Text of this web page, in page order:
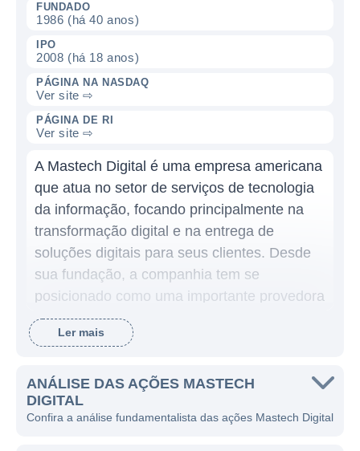
FUNDADO
1986 (há 40 anos)
IPO
2008 (há 18 anos)
PÁGINA NA NASDAQ
Ver site ⇨
PÁGINA DE RI
Ver site ⇨
A Mastech Digital é uma empresa americana
que atua no setor de serviços de tecnologia
da informação, focando principalmente na
transformação digital e na entrega de
soluções digitais para seus clientes. Desde
sua fundação, a companhia tem se
posicionado como uma importante provedora
de serviços de digitalização, oferecendo
expertise em áreas como inteligência
de dados, ajudando empresas a se
adaptarem às novas demandas do mercado
digital.
Ler mais
ANÁLISE DAS AÇÕES MASTECH
DIGITAL
Confira a análise fundamentalista das ações Mastech Digital